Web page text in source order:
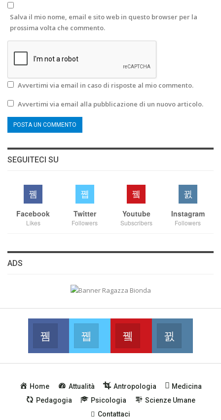
Salva il mio nome, email e sito web in questo browser per la
prossima volta che commento.
Avvertimi via email in caso di risposte al mio commento.
Avvertimi via email alla pubblicazione di un nuovo articolo.
SEGUITECI SU
Facebook
Likes
Twitter
Followers
Youtube
Subscribers
Instagram
Followers
ADS
Facebook
Join us on FacebookJoin us on Twitter
Youtube
Join us on Youtube
Home Attualità Antropologia
Medicina
Pedagogia
Psicologia
Scienze Umane
Contattaci